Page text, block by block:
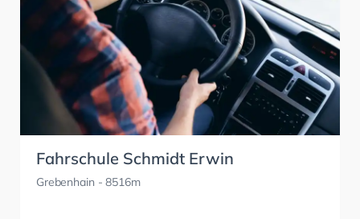
Fahrschule Schmidt Erwin
Grebenhain - 8516m